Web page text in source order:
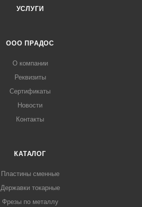
УСЛУГИ
ООО ПРАДОС
О компании
Реквизиты
Сертификаты
Новости
Контакты
КАТАЛОГ
Пластины сменные
Державки токарные
Фрезы по металлу